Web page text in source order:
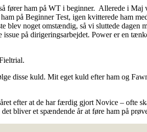
fører ham på WT i beginner. Allerede i
på Beginner Test, igen kvitterede ham
noget omstændig, så vi sluttede dagen
på dirigeringsarbejdet. Power er en
disse kuld. Mit eget kuld efter ham og
efter at de har færdig gjort Novice – ofte
bliver et spændende år at føre ham på